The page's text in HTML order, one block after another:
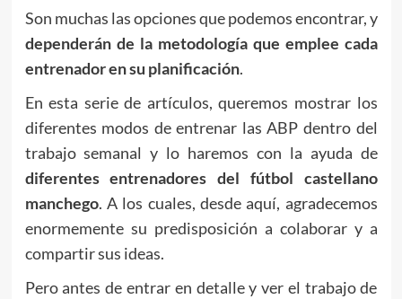
Son muchas las opciones que podemos encontrar, y
dependerán de la metodología que emplee cada
entrenador en su planificación.
En esta serie de artículos, queremos mostrar los
diferentes modos de entrenar las ABP dentro del
trabajo semanal y lo haremos con la ayuda de
diferentes entrenadores del fútbol castellano
manchego. A los cuales, desde aquí, agradecemos
enormemente su predisposición a colaborar y a
compartir sus ideas.
Pero antes de entrar en detalle y ver el trabajo de